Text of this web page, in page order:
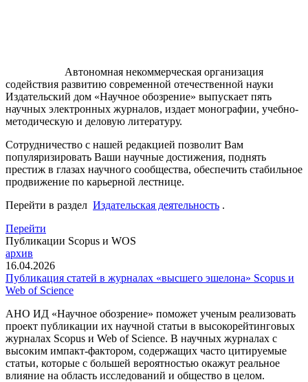
Автономная некоммерческая организация
содействия развитию современной отечественной науки
Издательский дом «Научное обозрение» выпускает пять
научных электронных журналов, издает монографии, учебно-
методическую и деловую литературу.
Сотрудничество с нашей редакцией позволит Вам
популяризировать Ваши научные достижения, поднять
престиж в глазах научного сообщества, обеспечить стабильное
продвижение по карьерной лестнице.
Перейти в раздел Издательская деятельность .
Перейти
Публикации Scopus и WOS
архив
16.04.2026
Публикация статей в журналах «высшего эшелона» Scopus и
Web of Science
АНО ИД «Научное обозрение» поможет ученым реализовать
проект публикации их научной статьи в высокорейтинговых
журналах Scopus и Web of Science. В научных журналах с
высоким импакт-фактором, содержащих часто цитируемые
статьи, которые с большей вероятностью окажут реальное
влияние на область исследований и общество в целом.